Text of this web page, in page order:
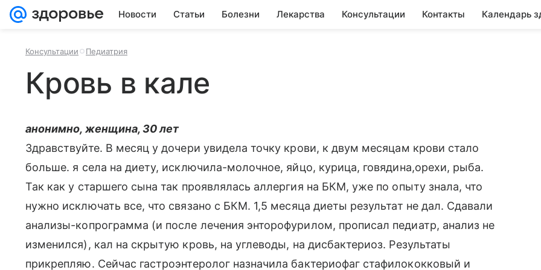
Новости Статьи Болезни Лекарства Консультации Контакты Календарь
Консультации Педиатрия
Кровь в кале
анонимно, женщина, 30 лет
Здравствуйте. В месяц у дочери увидела точку крови, к двум месяцам крови стало
больше. я села на диету, исключила-молочное, яйцо, курица, говядина,орехи, рыба.
Так как у старшего сына так проявлялась аллергия на БКМ, уже по опыту знала, что
нужно исключать все, что связано с БКМ. 1,5 месяца диеты результат не дал. Сдавали
анализы-копрограмма (и после лечения энторофурилом, прописал педиатр, анализ не
изменился), кал на скрытую кровь, на углеводы, на дисбактериоз. Результаты
прикрепляю. Сейчас гастроэнтеролог назначила бактериофаг стафилококковый и